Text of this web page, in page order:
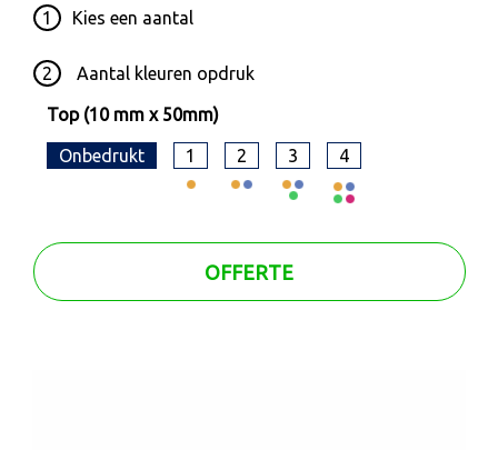
1 Kies een aantal
2 Aantal kleuren opdruk
Top (10 mm x 50mm)
Onbedrukt 1 2 3 4
OFFERTE